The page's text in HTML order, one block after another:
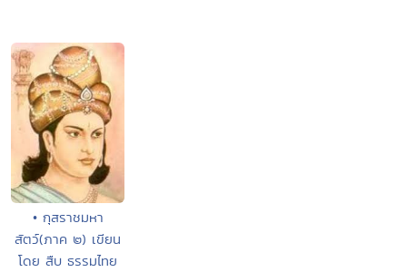
• กุสราชมหา
สัตว์(ภาค ๒) เขียน
โดย สืบ ธรรมไทย